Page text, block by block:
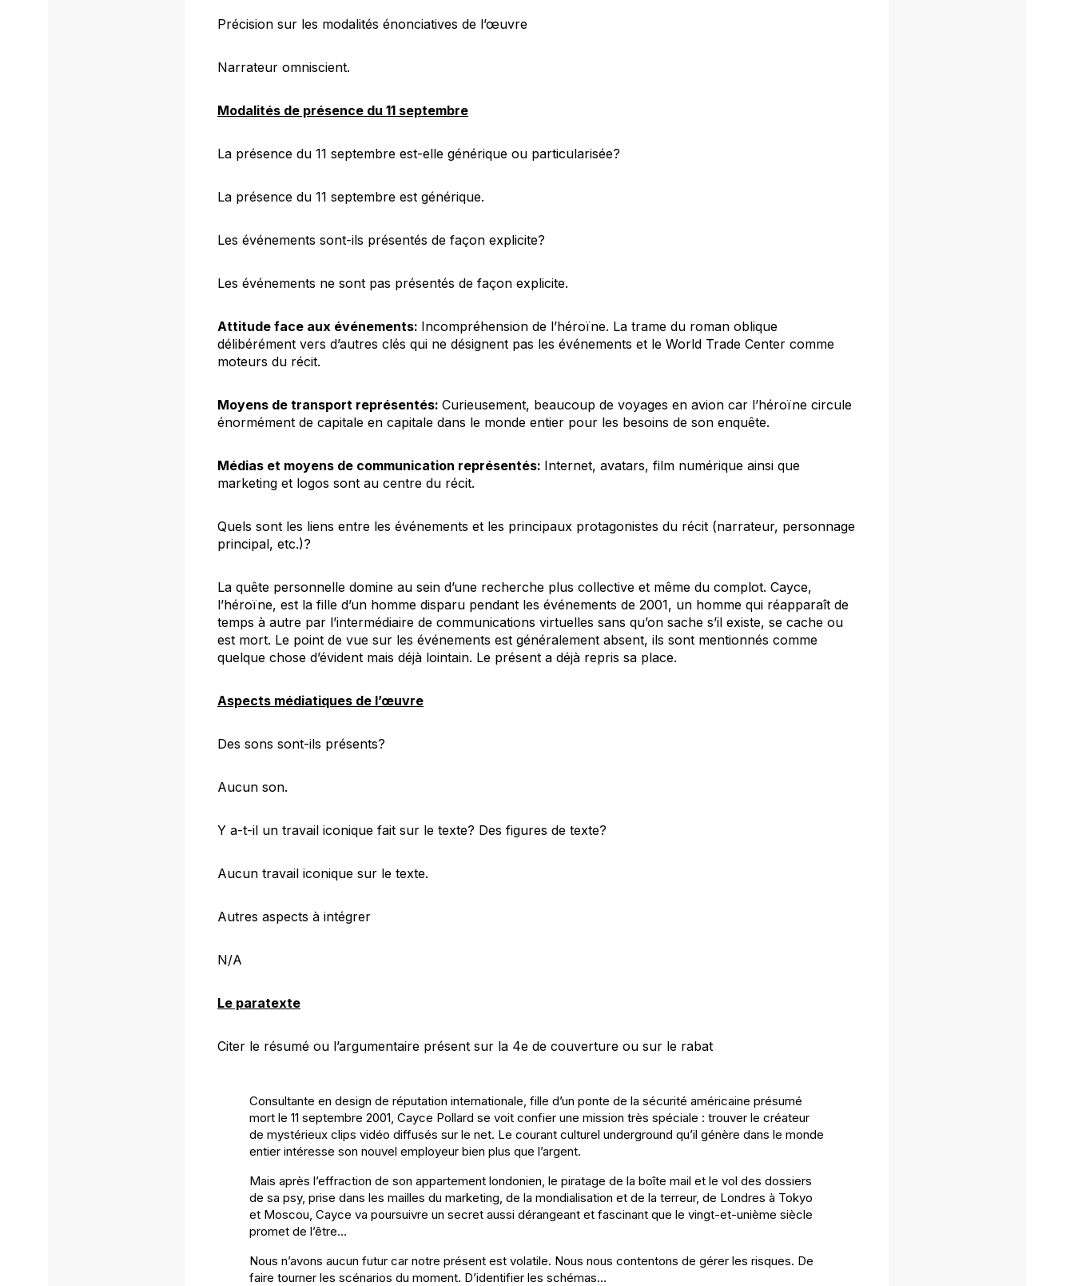
Précision sur les modalités énonciatives de l’œuvre
Narrateur omniscient.
Modalités de présence du 11 septembre
La présence du 11 septembre est-elle générique ou particularisée?
La présence du 11 septembre est générique.
Les événements sont-ils présentés de façon explicite?
Les événements ne sont pas présentés de façon explicite.
Attitude face aux événements: Incompréhension de l’héroïne. La trame du roman oblique
délibérément vers d’autres clés qui ne désignent pas les événements et le World Trade Center comme
moteurs du récit.
Moyens de transport représentés: Curieusement, beaucoup de voyages en avion car l’héroïne circule
énormément de capitale en capitale dans le monde entier pour les besoins de son enquête.
Médias et moyens de communication représentés: Internet, avatars, film numérique ainsi que
marketing et logos sont au centre du récit.
Quels sont les liens entre les événements et les principaux protagonistes du récit (narrateur, personnage
principal, etc.)?
La quête personnelle domine au sein d’une recherche plus collective et même du complot. Cayce,
l’héroïne, est la fille d’un homme disparu pendant les événements de 2001, un homme qui réapparaît de
temps à autre par l’intermédiaire de communications virtuelles sans qu’on sache s’il existe, se cache ou
est mort. Le point de vue sur les événements est généralement absent, ils sont mentionnés comme
quelque chose d’évident mais déjà lointain. Le présent a déjà repris sa place.
Aspects médiatiques de l’œuvre
Des sons sont-ils présents?
Aucun son.
Y a-t-il un travail iconique fait sur le texte? Des figures de texte?
Aucun travail iconique sur le texte.
Autres aspects à intégrer
N/A
Le paratexte
Citer le résumé ou l’argumentaire présent sur la 4e de couverture ou sur le rabat
Consultante en design de réputation internationale, fille d’un ponte de la sécurité américaine présumé
mort le 11 septembre 2001, Cayce Pollard se voit confier une mission très spéciale : trouver le créateur
de mystérieux clips vidéo diffusés sur le net. Le courant culturel underground qu’il génère dans le monde
entier intéresse son nouvel employeur bien plus que l’argent.
Mais après l’effraction de son appartement londonien, le piratage de la boîte mail et le vol des dossiers
de sa psy, prise dans les mailles du marketing, de la mondialisation et de la terreur, de Londres à Tokyo
et Moscou, Cayce va poursuivre un secret aussi dérangeant et fascinant que le vingt-et-unième siècle
promet de l’être…
Nous n’avons aucun futur car notre présent est volatile. Nous nous contentons de gérer les risques. De
faire tourner les scénarios du moment. D’identifier les schémas…